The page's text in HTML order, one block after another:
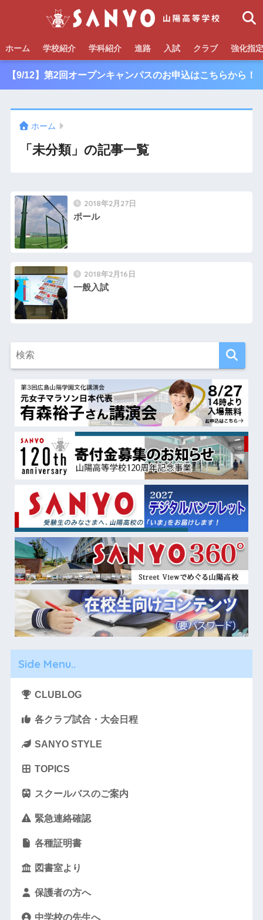
ホーム 学校紹介 学科紹介 進路 入試 クラブ 強化指
【9/12】第2回オープンキャンパスのお申込はこちらから！
ホーム
「未分類」の記事一覧
2018年2月27日
ポール
2018年2月16日
一般入試
Side Menu..
CLUBLOG
各クラブ試合・大会日程
SANYO STYLE
TOPICS
スクールバスのご案内
緊急連絡確認
各種証明書
図書室より
保護者の方へ
中学校の先生へ